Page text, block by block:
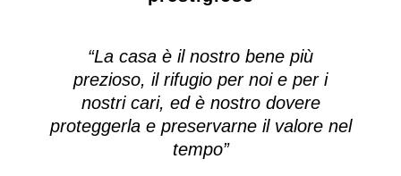
“La casa è il nostro bene più
prezioso, il rifugio per noi e per i
nostri cari, ed è nostro dovere
proteggerla e preservarne il valore nel
tempo”